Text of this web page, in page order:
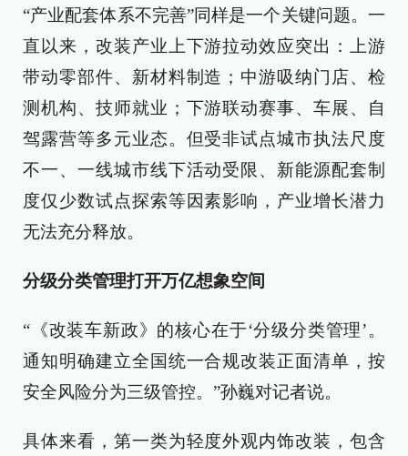
“产业配套体系不完善”同样是一个关键问题。一
直以来，改装产业上下游拉动效应突出：上游
带动零部件、新材料制造；中游吸纳门店、检
测机构、技师就业；下游联动赛事、车展、自
驾露营等多元业态。但受非试点城市执法尺度
不一、一线城市线下活动受限、新能源配套制
度仅少数试点探索等因素影响，产业增长潜力
无法充分释放。
分级分类管理打开万亿想象空间
“《改装车新政》的核心在于‘分级分类管理’。
通知明确建立全国统一合规改装正面清单，按
安全风险分为三级管控。”孙巍对记者说。
具体来看，第一类为轻度外观内饰改装，包含